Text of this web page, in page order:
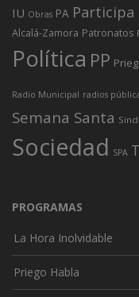
IU Obras PA Participa
Alcalá-Zamora Patronatos
Política PP
Radio Municipal radios
Semana Santa
Sociedad SPA
PROGRAMAS
La Hora Inolvidable
Priego Habla